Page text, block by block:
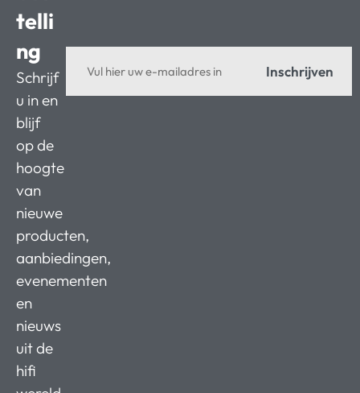
telli
ng
Schrijf
u in en
blijf
op de
hoogte
van
nieuwe
producten,
aanbiedingen,
evenementen
en
nieuws
uit de
hifi
Inschrijven